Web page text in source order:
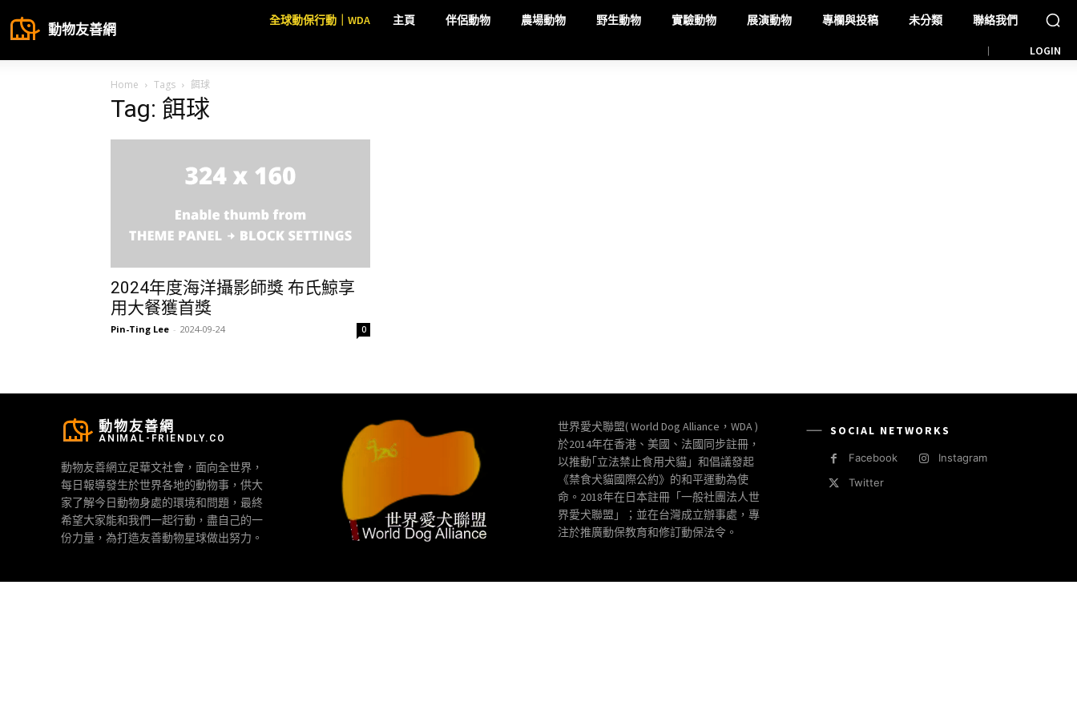
動物友善網
全球動保行動｜WDA 主頁 伴侶動物 農場動物 野生動物 實驗動物 展演動物 專欄與投稿 未分類 聯絡我們
LOGIN
Home Tags 餌球
Tag: 餌球
2024年度海洋攝影師獎 布氏鯨享
用大餐獲首獎
Pin-Ting Lee - 2024-09-24 0
動物友善網
ANIMAL-FRIENDLY.CO
動物友善網立足華文社會，面向全世界，
每日報導發生於世界各地的動物事，供大
家了解今日動物身處的環境和問題，最終
希望大家能和我們一起行動，盡自己的一
份力量，為打造友善動物星球做出努力。
世界愛犬聯盟( World Dog Alliance，WDA )
於2014年在香港、美國、法國同步註冊，
以推動｢立法禁止食用犬貓」和倡議發起
《禁食犬貓國際公約》的和平運動為使
命。2018年在日本註冊「一般社團法人世
界愛犬聯盟」；並在台灣成立辦事處，專
注於推廣動保教育和修訂動保法令。
SOCIAL NETWORKS
Facebook
Instagram
Twitter